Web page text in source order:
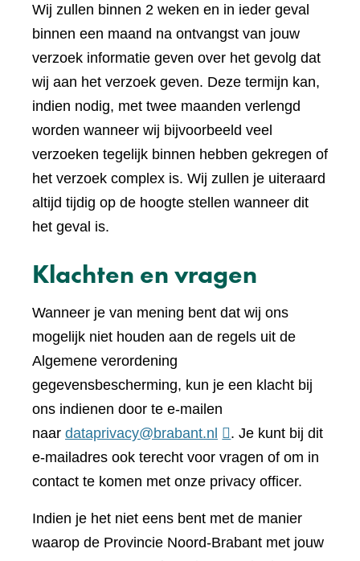
Wij zullen binnen 2 weken en in ieder geval
binnen een maand na ontvangst van jouw
verzoek informatie geven over het gevolg dat
wij aan het verzoek geven. Deze termijn kan,
indien nodig, met twee maanden verlengd
worden wanneer wij bijvoorbeeld veel
verzoeken tegelijk binnen hebben gekregen of
het verzoek complex is. Wij zullen je uiteraard
altijd tijdig op de hoogte stellen wanneer dit
het geval is.
Klachten en vragen
Wanneer je van mening bent dat wij ons
mogelijk niet houden aan de regels uit de
Algemene verordening
gegevensbescherming, kun je een klacht bij
ons indienen door te e-mailen
naar dataprivacy@brabant.nl
. Je kunt bij dit
e-mailadres ook terecht voor vragen of om in
contact te komen met onze privacy officer.
Indien je het niet eens bent met de manier
waarop de Provincie Noord-Brabant met jouw